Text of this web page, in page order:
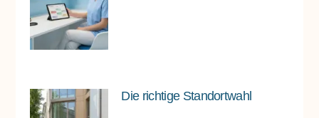
Die richtige Standortwahl